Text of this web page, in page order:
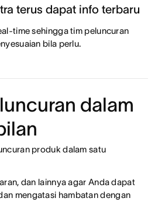
terus dapat info terbaru
time sehingga tim peluncuran
bila perlu.
dalam
produk dalam satu
dan lainnya agar Anda dapat
mengatasi hambatan dengan